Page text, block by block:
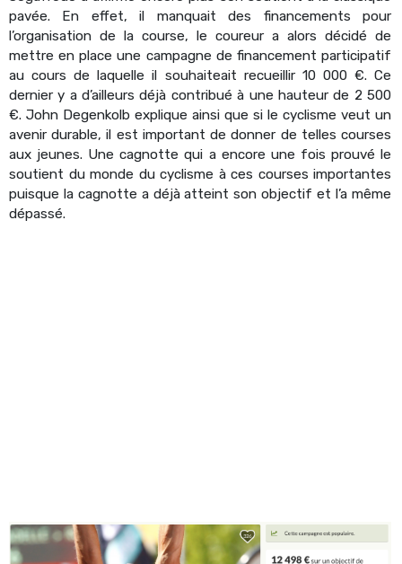
pavée. En effet, il manquait des financements pour
l’organisation de la course, le coureur a alors décidé de
mettre en place une campagne de financement participatif
au cours de laquelle il souhaiteait recueillir 10 000 €. Ce
dernier y a d’ailleurs déjà contribué à une hauteur de 2 500
€. John Degenkolb explique ainsi que si le cyclisme veut un
avenir durable, il est important de donner de telles courses
aux jeunes. Une cagnotte qui a encore une fois prouvé le
soutient du monde du cyclisme à ces courses importantes
puisque la cagnotte a déjà atteint son objectif et l’a même
dépassé.